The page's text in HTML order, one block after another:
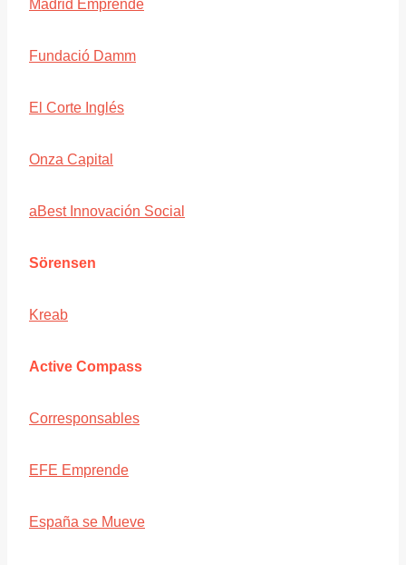
Madrid Emprende
Fundació Damm
El Corte Inglés
Onza Capital
aBest Innovación Social
Sörensen
Kreab
Active Compass
Corresponsables
EFE Emprende
España se Mueve